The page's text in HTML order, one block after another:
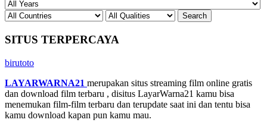
SITUS TERPERCAYA
birutoto
LAYARWARNA21 merupakan situs streaming film online gratis
dan download film terbaru , disitus LayarWarna21 kamu bisa
menemukan film-film terbaru dan terupdate saat ini dan tentu bisa
kamu download kapan pun kamu mau.